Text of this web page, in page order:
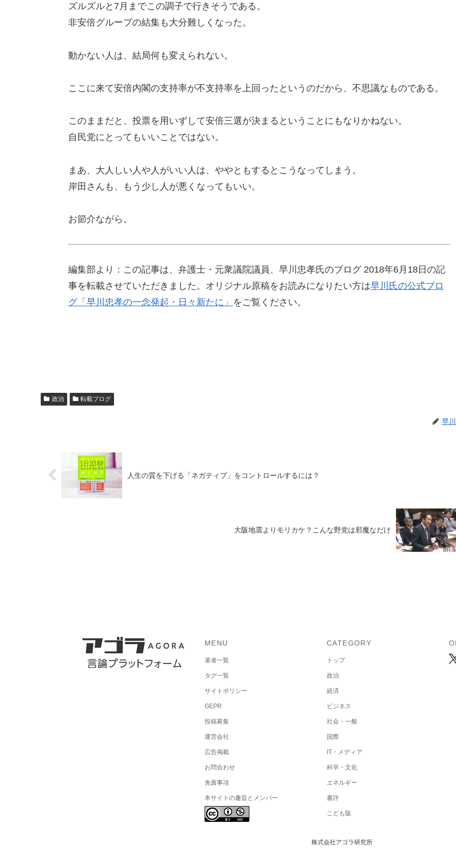
ズルズルと7月までこの調子で行きそうである。
非安倍グループの結集も大分難しくなった。
動かない人は、結局何も変えられない。
ここに来て安倍内閣の支持率が不支持率を上回ったというのだから、不思議なものである。
このままだと、投票を用いずして安倍三選が決まるということにもなりかねない。
自民党にとってもいいことではない。
まあ、大人しい人や人がいい人は、ややともするとこうなってしまう。
岸田さんも、もう少し人が悪くなってもいい。
お節介ながら。
編集部より：この記事は、弁護士・元衆議院議員、早川忠孝氏のブログ 2018年6月18日の記
事を転載させていただきました。オリジナル原稿をお読みになりたい方は早川氏の公式ブロ
グ「早川忠孝の一念発起・日々新たに」 をご覧ください。
政治 転載ブログ
早
人生の質を下げる「ネガティブ」をコントロールするには？
大阪地震よりモリカケ？こんな野党は邪魔なだけ
MENU
著者一覧
タグ一覧
サイトポリシー
GEPR
投稿募集
運営会社
広告掲載
お問合わせ
免責事項
本サイトの趣旨とメンバー
CATEGORY
トップ
政治
経済
ビジネス
社会・一般
国際
IT・メディア
科学・文化
エネルギー
書評
こども版
株式会社アゴラ研究所